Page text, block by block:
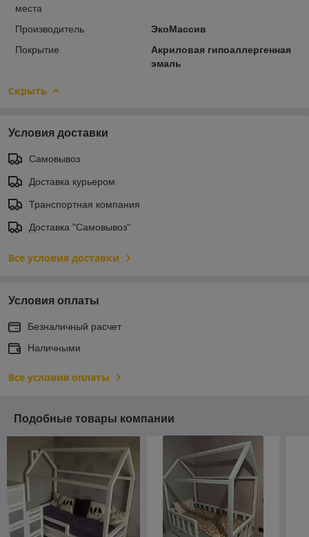
места
Производитель
ЭкоМассив
Покрытие
Акриловая гипоаллергенная
эмаль
Скрыть
Условия доставки
Самовывоз
Доставка курьером
Транспортная компания
Доставка "Самовывоз"
Все условия доставки
Условия оплаты
Безналичный расчет
Наличными
Все условия оплаты
Подобные товары компании